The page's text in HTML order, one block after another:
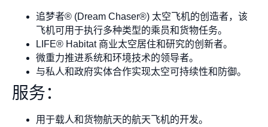
追梦者® (Dream Chaser®) 太空飞机的创造者，该
飞机可用于执行多种类型的乘员和货物任务。
LIFE® Habitat 商业太空居住和研究的创新者。
微重力推进系统和环境技术的领导者。
与私人和政府实体合作实现太空可持续性和防御。
服务：
用于载人和货物航天的航天飞机的开发。